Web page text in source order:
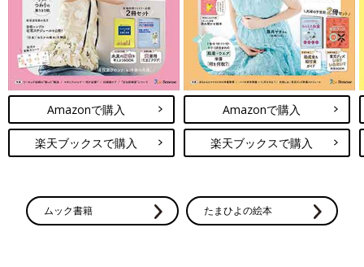
Amazonで購入
楽天ブックスで購入
Amazonで購入
楽天ブックスで購入
ムック書籍 たまひよの絵本